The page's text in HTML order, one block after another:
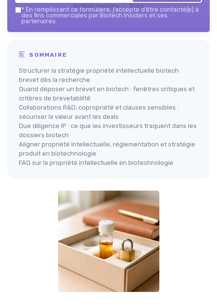
Biotech Insiders — 2026
* En remplissant ce formulaire, j’accepte d’être contacté(e) à
des fins commerciales par Biotech Insiders et ses
partenaires.
SOMMAIRE
Structurer la stratégie propriété intellectuelle biotech
brevet dès la recherche
Quand déposer un brevet en biotech : fenêtres critiques et
critères de brevetabilité
Collaborations R&D, copropriété et clauses sensibles :
sécuriser la valeur avant les deals
Due diligence IP : ce que les investisseurs traquent dans les
dossiers biotech
Aligner propriété intellectuelle, réglementation et stratégie
produit en biotechnologie
FAQ sur la propriété intellectuelle en biotechnologie